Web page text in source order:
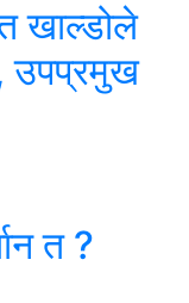
खाल्डोले
उपप्रमुख
त ?